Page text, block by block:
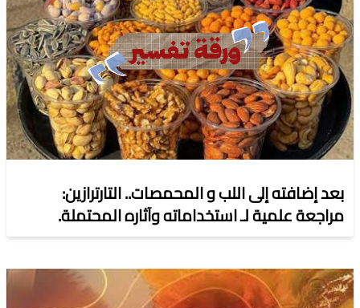
بعد إضافته إلى اللب و المحمصات.. التارترازين:
مراجعة علمية لـ استخداماته وآثاره المحتملة.